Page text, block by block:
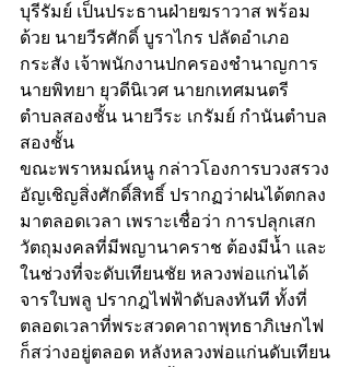
บุรีรัมย์ เป็นประธานฝ่ายฆราวาส พร้อม
ด้วย นายวีรศักดิ์ บูราไกร ปลัดอำเภอ
กระสัง เจ้าพนักงานปกครองชำนาญการ
นายพิทยา ยุวดีนิเวศ นายกเทศมนตรี
ตำบลสองชั้น นายวีระ เกรัมย์ กำนันตำบล
สองชั้น
ขณะพราหมณ์หนู กล่าวโองการบวงสรวง
อัญเชิญสิ่งศักดิ์สิทธิ์ ปรากฏว่าฝนได้ตกลง
มาตลอดเวลา เพราะเชื่อว่า การปลุกเสก
วัตถุมงคลที่มีพญานาคราช ต้องมีน้ำ และ
ในช่วงที่จะดับเทียนชัย หลวงพ่อแก่นได้
จารใบพลู ปรากฎไฟฟ้าดับลงทันที ทั้งที่
ตลอดเวลาที่พระสวดคาถาพุทธาภิเษกไฟ
ก็สว่างอยู่ตลอด หลังหลวงพ่อแก่นดับเทียน